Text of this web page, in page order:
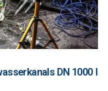
DN 1000 I